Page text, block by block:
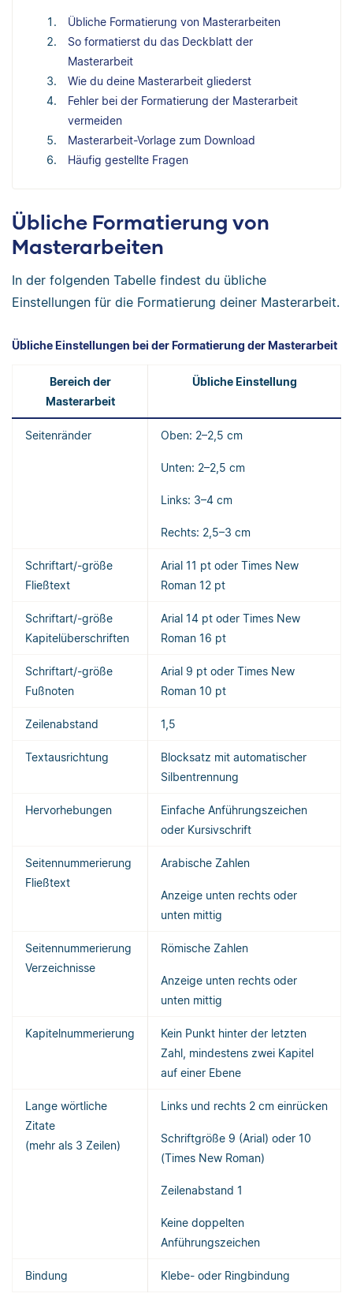
Übliche Formatierung von Masterarbeiten
So formatierst du das Deckblatt der
Masterarbeit
Wie du deine Masterarbeit gliederst
Fehler bei der Formatierung der Masterarbeit
vermeiden
Masterarbeit-Vorlage zum Download
Häufig gestellte Fragen
Übliche Formatierung von
Masterarbeiten
In der folgenden Tabelle findest du übliche
Einstellungen für die Formatierung deiner Masterarbeit.
Übliche Einstellungen bei der Formatierung der Masterarbeit
Bereich der
Masterarbeit
Übliche Einstellung
Seitenränder Oben: 2–2,5 cm
Unten: 2–2,5 cm
Links: 3–4 cm
Rechts: 2,5–3 cm
Schriftart/-größe
Fließtext
Arial 11 pt oder Times New
Roman 12 pt
Schriftart/-größe
Kapitelüberschriften
Arial 14 pt oder Times New
Roman 16 pt
Schriftart/-größe
Fußnoten
Arial 9 pt oder Times New
Roman 10 pt
Zeilenabstand 1,5
Textausrichtung
Blocksatz mit automatischer
Silbentrennung
Hervorhebungen
Einfache Anführungszeichen
oder Kursivschrift
Seitennummerierung
Fließtext
Arabische Zahlen
Anzeige unten rechts oder
unten mittig
Seitennummerierung
Verzeichnisse
Römische Zahlen
Anzeige unten rechts oder
unten mittig
Kapitelnummerierung
Kein Punkt hinter der letzten
Zahl, mindestens zwei Kapitel
auf einer Ebene
Lange wörtliche
Zitate
(mehr als 3 Zeilen)
Links und rechts 2 cm einrücken
Schriftgröße 9 (Arial) oder 10
(Times New Roman)
Zeilenabstand 1
Keine doppelten
Anführungszeichen
Bindung Klebe- oder Ringbindung